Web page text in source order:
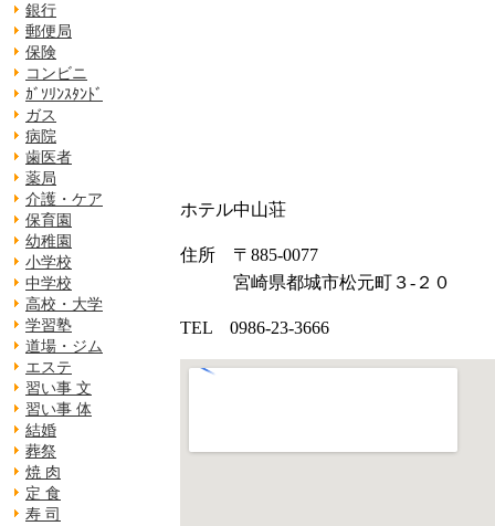
銀行
郵便局
保険
コンビニ
ｶﾞｿﾘﾝｽﾀﾝﾄﾞ
ガス
病院
歯医者
薬局
介護・ケア
保育園
幼稚園
小学校
中学校
高校・大学
学習塾
道場・ジム
エステ
習い事 文
習い事 体
結婚
葬祭
焼 肉
定 食
寿 司
ホテル中山荘
住所 〒885-0077
宮崎県都城市松元町３-２０
TEL 0986-23-3666